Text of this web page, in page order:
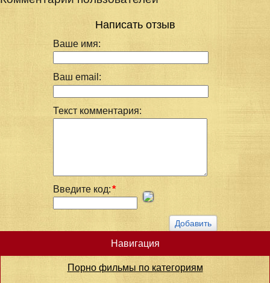
Написать отзыв
Ваше имя:
Ваш email:
Текст комментария:
Введите код:*
Навигация
Порно фильмы по категориям